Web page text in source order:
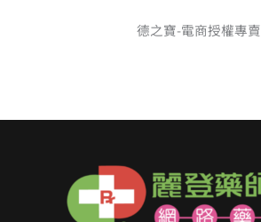
德之寶-電商授權專賣